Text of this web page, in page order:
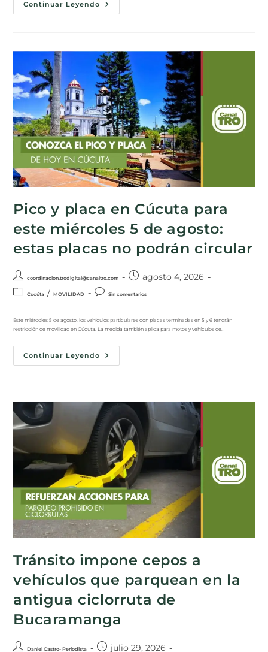
Continuar Leyendo
Pico y placa en Cúcuta para
este miércoles 5 de agosto:
estas placas no podrán circular
coordinacion.trodigital@canaltro.com agosto 4, 2026
Cucúta / MOVILIDAD Sin comentarios
Este miércoles 5 de agosto, los vehículos particulares con placas terminadas en 5 y 6 tendrán
restricción de movilidad en Cúcuta. La medida también aplica para motos y vehículos de…
Continuar Leyendo
Tránsito impone cepos a
vehículos que parquean en la
antigua ciclorruta de
Bucaramanga
Daniel Castro- Periodista julio 29, 2026